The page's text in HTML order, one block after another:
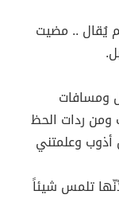
يُقال .. مضيت
ومسافات
ردات الحظ
وعلمتني
تلمس شيئاً